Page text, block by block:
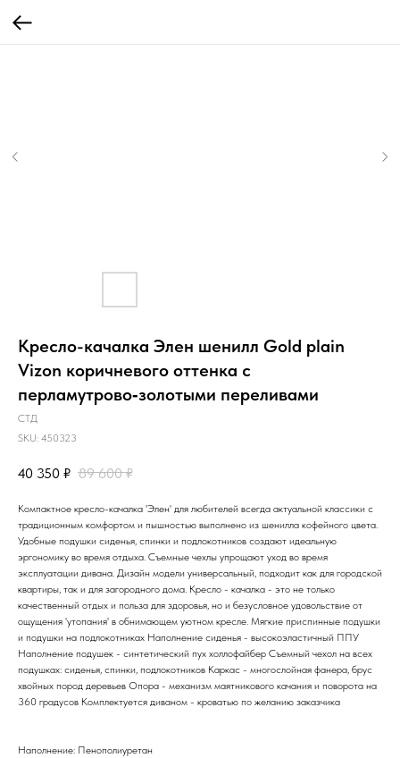
Кресло-качалка Элен шенилл Gold plain
Vizon коричневого оттенка с
перламутрово‑золотыми переливами
СТД
SKU: 450323
40 350 ₽ 89 600 ₽
Компактное кресло-качалка 'Элен' для любителей всегда актуальной классики с
традиционным комфортом и пышностью выполнено из шенилла кофейного цвета.
Удобные подушки сиденья, спинки и подлокотников создают идеальную
эргономику во время отдыха. Съемные чехлы упрощают уход во время
эксплуатации дивана. Дизайн модели универсальный, подходит как для городской
квартиры, так и для загородного дома. Кресло - качалка - это не только
качественный отдых и польза для здоровья, но и безусловное удовольствие от
ощущения 'утопания' в обнимающем уютном кресле. Мягкие приспинные подушки
и подушки на подлокотниках Наполнение сиденья - высокоэластичный ППУ
Наполнение подушек - синтетический пух холлофайбер Съемный чехол на всех
подушках: сиденья, спинки, подлокотников Каркас - многослойная фанера, брус
хвойных пород деревьев Опора - механизм маятникового качания и поворота на
360 градусов Комплектуется диваном - кроватью по желанию заказчика
Наполнение: Пенополиуретан